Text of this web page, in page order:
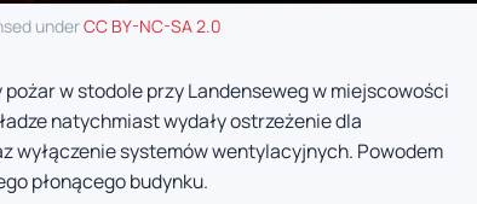
underCC BY-NC-SA 2.0
w stodole przy Landenseweg w miejscowości
natychmiast wydały ostrzeżenie dla
wyłączenie systemów wentylacyjnych. Powodem
płonącego budynku.